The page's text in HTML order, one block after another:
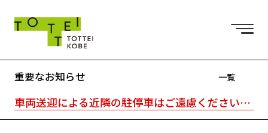
重要なお知らせ
車両送迎による近隣の駐停車はご遠慮ください。駐車場はTOTTEI外の近隣駐車場をご利用ください。｜TOTTEI内はキャッシュレスです。
一覧